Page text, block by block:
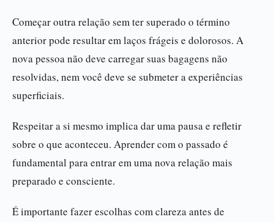
Começar outra relação sem ter superado o término
anterior pode resultar em laços frágeis e dolorosos. A
nova pessoa não deve carregar suas bagagens não
resolvidas, nem você deve se submeter a experiências
superficiais.
Respeitar a si mesmo implica dar uma pausa e refletir
sobre o que aconteceu. Aprender com o passado é
fundamental para entrar em uma nova relação mais
preparado e consciente.
É importante fazer escolhas com clareza antes de